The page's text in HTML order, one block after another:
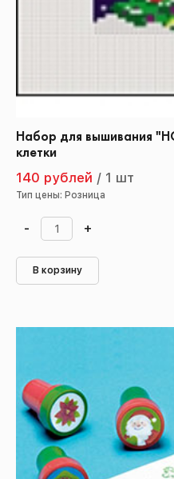
Набор для вышивания
клетки
140 рублей / 1 шт
Тип цены: Розница
- +
В корзину